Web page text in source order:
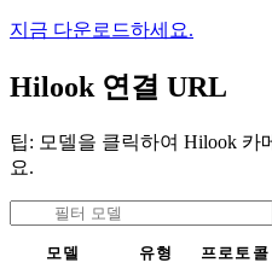
지금 다운로드하세요.
Hilook 연결 URL
팁: 모델을 클릭하여 Hilook 카
요.
모델 유형 프로토콜